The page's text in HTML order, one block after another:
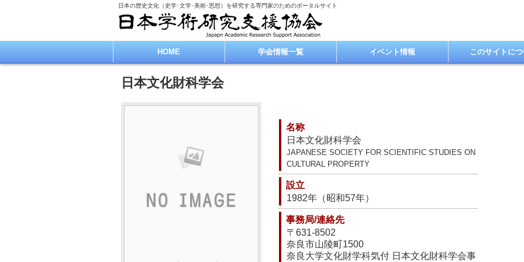
日本の歴史文化（史学･文学･美術･思想）を研究する専門家のためのポータルサイト
HOME 学会情報一覧 イベント情報 このサイトに
日本文化財科学会
名称
日本文化財科学会
JAPANESE SOCIETY FOR SCIENTIFIC STUDIES ON
CULTURAL PROPERTY
設立
1982年（昭和57年）
事務局/連絡先
〒631-8502
奈良市山陵町1500
奈良大学文化財学科気付 日本文化財科学会事